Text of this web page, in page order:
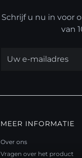
Schrijf u nu in voor
van
MEER INFORMATIE
Over ons
Vragen over het product